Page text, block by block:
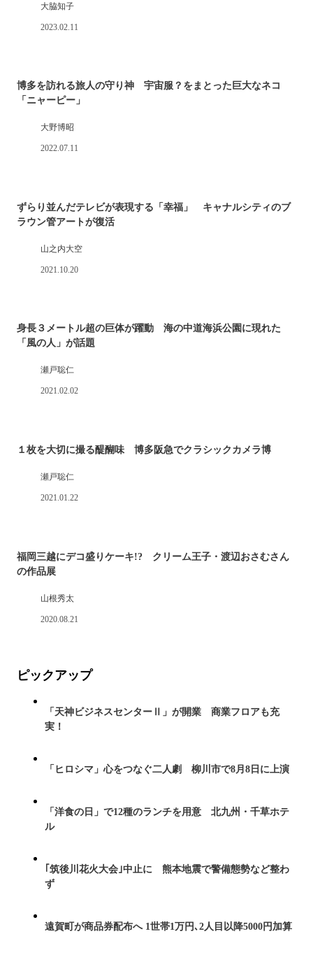
大脇知子
2023.02.11
博多を訪れる旅人の守り神 宇宙服？をまとった巨大なネコ
「ニャーピー」
大野博昭
2022.07.11
ずらり並んだテレビが表現する「幸福」 キャナルシティのブ
ラウン管アートが復活
山之内大空
2021.10.20
身長３メートル超の巨体が躍動 海の中道海浜公園に現れた
「風の人」が話題
瀬戸聡仁
2021.02.02
１枚を大切に撮る醍醐味 博多阪急でクラシックカメラ博
瀬戸聡仁
2021.01.22
福岡三越にデコ盛りケーキ!? クリーム王子・渡辺おさむさん
の作品展
山根秀太
2020.08.21
ピックアップ
「天神ビジネスセンターⅡ」が開業 商業フロアも充
実！
「ヒロシマ」心をつなぐ二人劇 柳川市で8月8日に上演
「洋食の日」で12種のランチを用意 北九州・千草ホテ
ル
｢筑後川花火大会｣中止に 熊本地震で警備態勢など整わ
ず
遠賀町が商品券配布へ 1世帯1万円､2人目以降5000円加算